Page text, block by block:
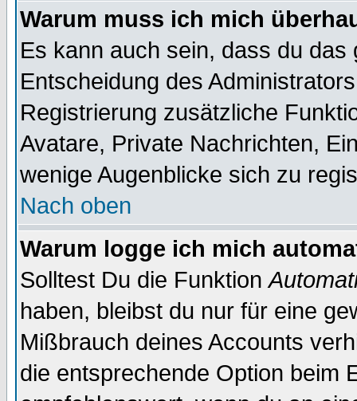
Warum muss ich mich
Es kann auch sein, dass du
Entscheidung des
Registrierung zusätzliche
Avatare, Private Nachrichten,
wenige Augenblicke sich zu
Nach oben
Warum logge ich mich
Solltest Du die Funktion
haben, bleibst du nur für eine
Mißbrauch deines Accounts
die entsprechende Option beim